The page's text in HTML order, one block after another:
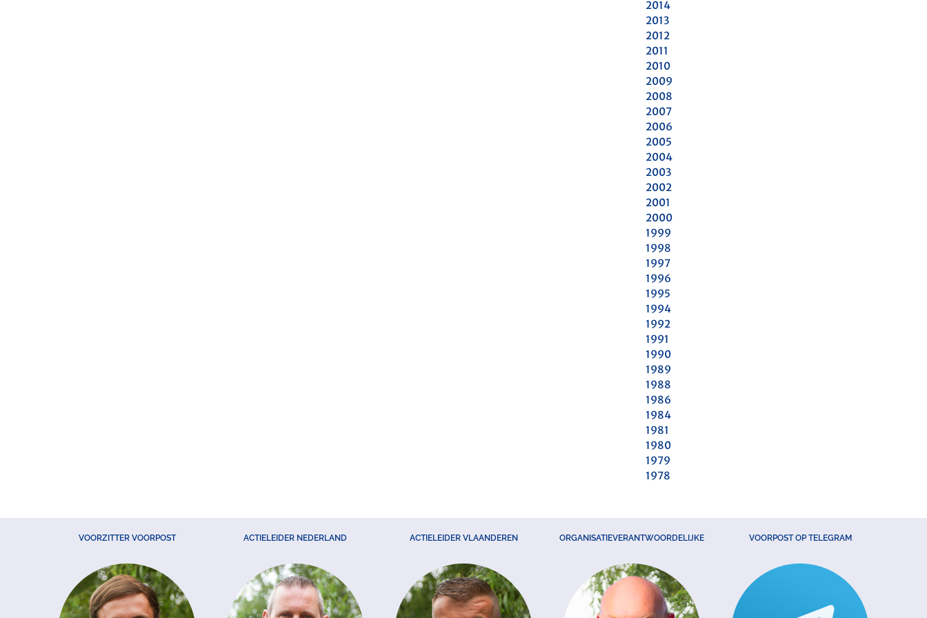
2014
2013
2012
2011
2010
2009
2008
2007
2006
2005
2004
2003
2002
2001
2000
1999
1998
1997
1996
1995
1994
1992
1991
1990
1989
1988
1986
1984
1981
1980
1979
1978
VOORZITTER VOORPOST ACTIELEIDER NEDERLAND ACTIELEIDER VLAANDEREN ORGANISATIEVERANTWOORDELIJKE VOORPOST OP TELEGRAM